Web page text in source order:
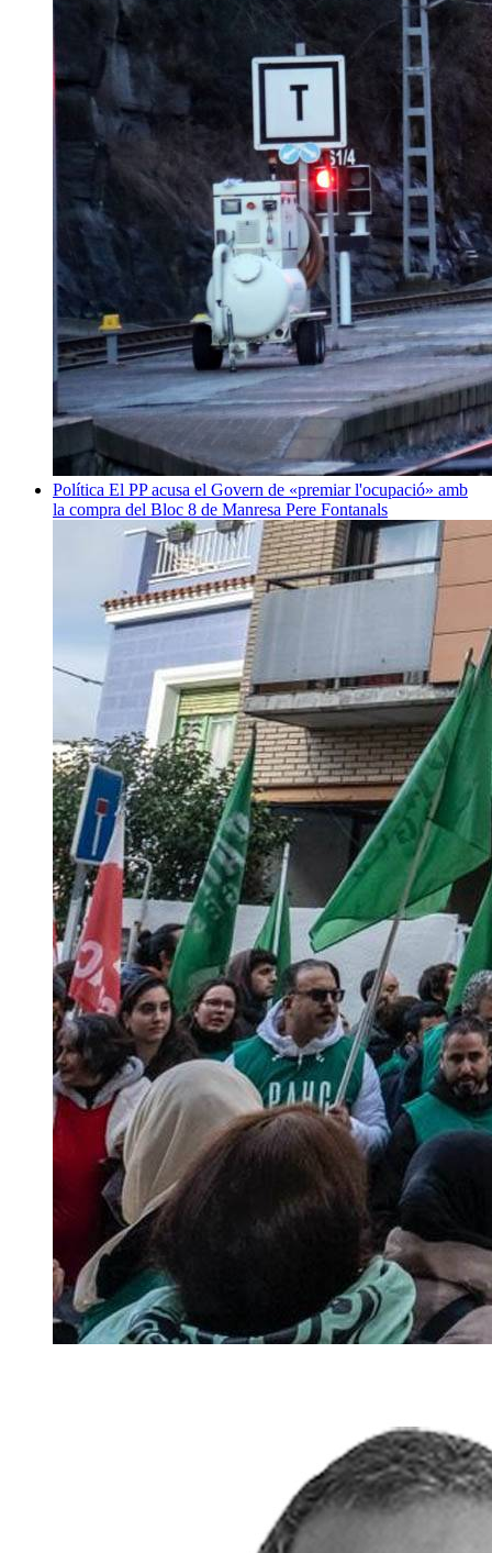
Política El PP acusa el Govern de «premiar l'ocupació» amb
la compra del Bloc 8 de Manresa Pere Fontanals